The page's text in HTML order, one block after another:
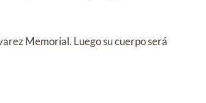
Memorial. Luego su cuerpo será